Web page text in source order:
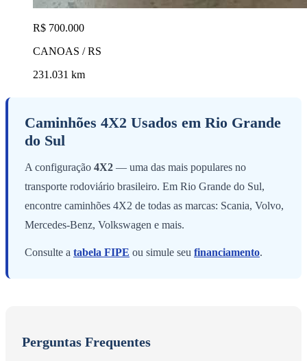
R$ 700.000
CANOAS / RS
231.031 km
Caminhões 4X2 Usados em Rio Grande
do Sul
A configuração 4X2 — uma das mais populares no
transporte rodoviário brasileiro. Em Rio Grande do Sul,
encontre caminhões 4X2 de todas as marcas: Scania, Volvo,
Mercedes-Benz, Volkswagen e mais.
Consulte a tabela FIPE ou simule seu financiamento.
Perguntas Frequentes